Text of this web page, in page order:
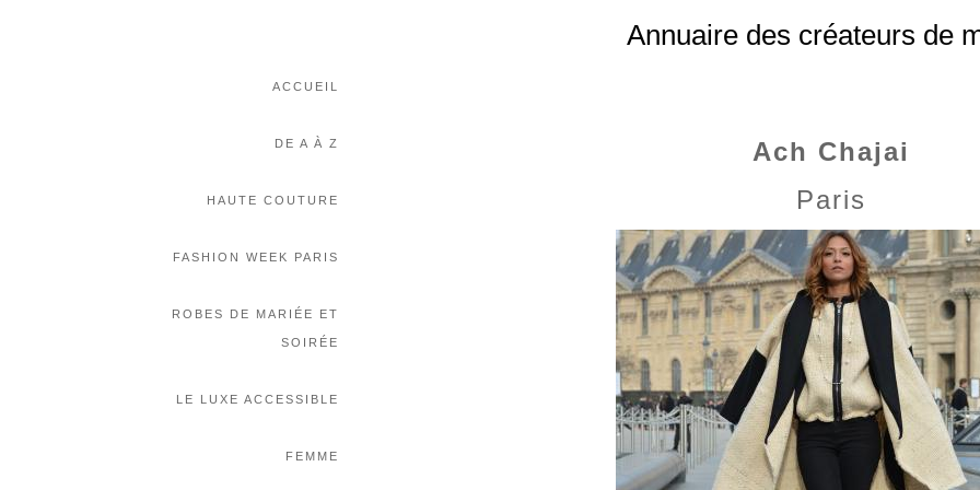
Annuaire des créateurs de
ACCUEIL
DE A À Z
HAUTE COUTURE
FASHION WEEK PARIS
ROBES DE MARIÉE ET
SOIRÉE
LE LUXE ACCESSIBLE
FEMME
Ach Chajai
Paris